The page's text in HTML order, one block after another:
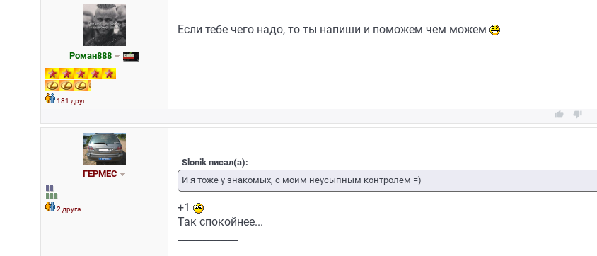
Роман888
181 друг
Если тебе чего надо, то ты напиши и поможем чем можем
 
ГЕРМЕС
2 друга
Slonik писал(а):
И я тоже у знакомых, с моим неусыпным контролем =)
+1
Так спокойнее...